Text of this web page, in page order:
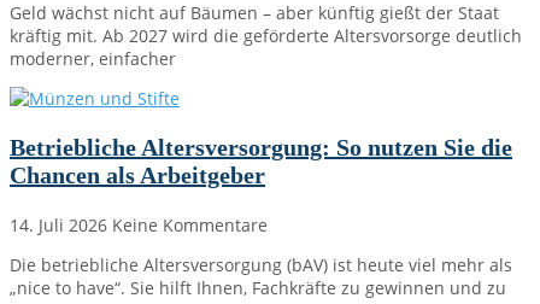
Geld wächst nicht auf Bäumen – aber künftig gießt der Staat
kräftig mit. Ab 2027 wird die geförderte Altersvorsorge deutlich
moderner, einfacher
Betriebliche Altersversorgung: So nutzen Sie die
Chancen als Arbeitgeber
14. Juli 2026 Keine Kommentare
Die betriebliche Altersversorgung (bAV) ist heute viel mehr als
„nice to have“. Sie hilft Ihnen, Fachkräfte zu gewinnen und zu